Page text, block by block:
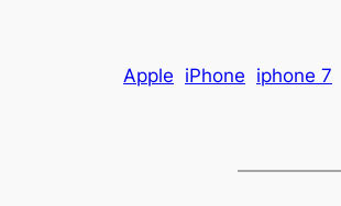
Apple iPhone iphone 7